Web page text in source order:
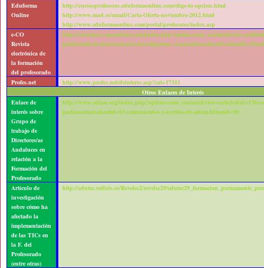
Eduforma
Online
http://cursosprofesores.eduformaonline.com/elige-tu-opcion.html
http://www.mad.es/email/Carta-Oferta-noviembre-2012.html
http://www.eduformaonline.com/portal/profesores/index.asp
e-CO
Revista
electrónica de
la formación
del profesorado
http://revistaeco.cepcordoba.org/
profesorado-la-innovacion-la-investigacion-y-la-practica-
Profes.net
http://www.profes.net/deinteres.asp?cat=17311
Otros Enlaces de Interés
Enlace de
interés sobre
Grupo de
trabajo de
Directores/as
Andaluces en
relación a la
Formación del
Profesorado
http://www.adian.org/
parlamentaria&catid=63:comunicados-y-escritos-de-adian&Itemid=96
Artículo de
investigación
sobre cómo ha
afectado la
implementación
de las TICs en
la F. del
Profesorado
(entre otras)
http://edutec.rediris.es/Revelec2/revelec29/